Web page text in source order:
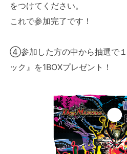
をつけてください。
これで参加完了です！
④参加した方の中から抽選で
ック』を1BOXプレゼント！